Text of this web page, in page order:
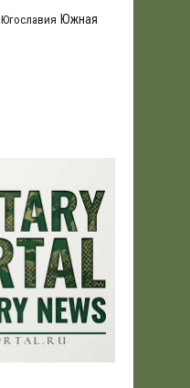
Югославия Южная